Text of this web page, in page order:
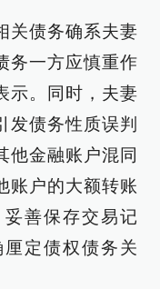
关债务确系夫妻
务一方应慎重作
示。同时，夫妻
发债务性质误判
他金融账户混同
账户的大额转账
善保存交易记
定债权债务关